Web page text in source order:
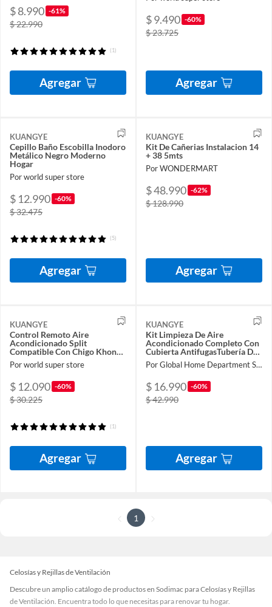
$ 8.990 -61%
$ 22.990
(1)
Agregar
$ 9.490 -60%
$ 23.725
Agregar
KUANGYE
Cepillo Baño Escobilla Inodoro
Metálico Negro Moderno
Hogar
Por world super store
$ 12.990 -60%
$ 32.475
(5)
Agregar
KUANGYE
Kit De Cañerias Instalacion 14
+ 38 5mts
Por WONDERMART
$ 48.990 -62%
$ 128.990
Agregar
KUANGYE
Control Remoto Aire
Acondicionado Split
Compatible Con Chigo Khone
ZHJT03
Por world super store
$ 12.090 -60%
$ 30.225
(1)
Agregar
KUANGYE
Kit Limpieza De Aire
Acondicionado Completo Con
Cubierta AntifugasTubería De
Agua Herramientas
Por Global Home Department Store
$ 16.990 -60%
$ 42.990
Agregar
1
Celosías y Rejillas de Ventilación
Descubre un amplio catálogo de productos en Sodimac para Celosías y Rejillas
de Ventilación. Encuentra todo lo que necesitas para renovar tu hogar.